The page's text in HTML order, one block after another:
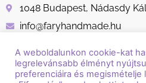
1048 Budapest, Nádasdy
info@faryhandmade.hu
A weboldalunkon cookie-kat
legrelevánsabb élményt
preferenciáira és megismételje